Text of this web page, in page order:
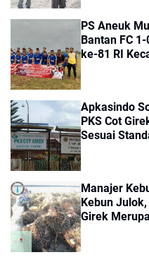
PS Aneuk
Bantan FC
ke-81 RI
Apkasindo
PKS Cot
Sesuai
Manajer
Kebun
Girek